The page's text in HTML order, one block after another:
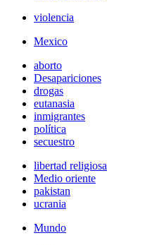
violencia
Mexico
aborto
Desapariciones
drogas
eutanasia
inmigrantes
política
secuestro
libertad religiosa
Medio oriente
pakistan
ucrania
Mundo